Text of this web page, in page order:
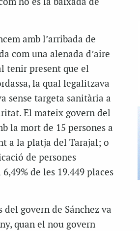
amb l’arribada de
com una alenada d’aire
tenir present que el
la qual legalitzava
sense targeta sanitària a
El mateix govern del
la mort de 15 persones a
a la platja del Tarajal; o
de persones
de les 19.449 places
govern de Sánchez va
quan el nou govern